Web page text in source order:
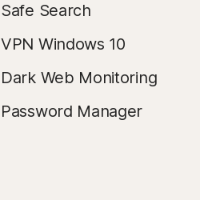
Safe Search
VPN Windows 10
Dark Web Monitoring
Password Manager